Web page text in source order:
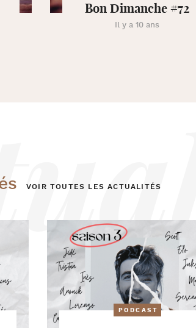
Bon Dimanche #72
Il y a 10 ans
VOIR TOUTES LES ACTUALITÉS
PODCAST